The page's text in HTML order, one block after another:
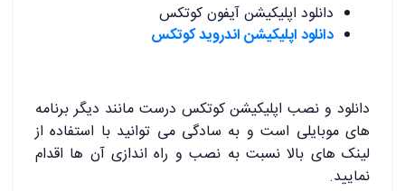
دانلود اپلیکیشن آیفون کوتکس
دانلود اپلیکیشن اندروید کوتکس
دانلود و نصب اپلیکیشن کوتکس درست مانند دیگر برنامه
های موبایلی است و به سادگی می توانید با استفاده از
لینک های بالا نسبت به نصب و راه اندازی آن ها اقدام
نمایید.